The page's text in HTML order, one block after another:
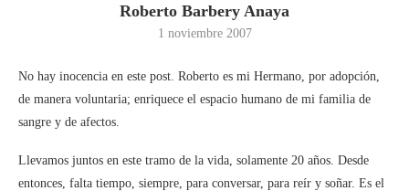
Roberto Barbery Anaya
1 noviembre 2007
No hay inocencia en este post. Roberto es mi Hermano, por adopción,
de manera voluntaria; enriquece el espacio humano de mi familia de
sangre y de afectos.
Llevamos juntos en este tramo de la vida, solamente 20 años. Desde
entonces, falta tiempo, siempre, para conversar, para reír y soñar. Es el